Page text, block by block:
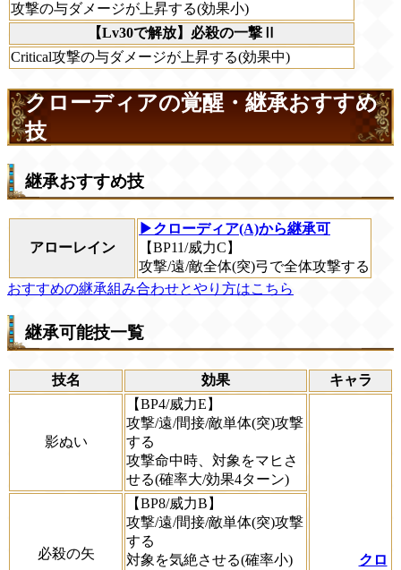
攻撃の与ダメージが上昇する(効果小)
【Lv30で解放】必殺の一撃Ⅱ
Critical攻撃の与ダメージが上昇する(効果中)
クローディアの覚醒・継承おすすめ
技
継承おすすめ技
アローレイン
▶クローディア(A)から継承可
【BP11/威力C】
攻撃/遠/敵全体(突)弓で全体攻撃する
おすすめの継承組み合わせとやり方はこちら
継承可能技一覧
技名 効果 キャラ
影ぬい
【BP4/威力E】
攻撃/遠/間接/敵単体(突)攻撃
する
攻撃命中時、対象をマヒさ
せる(確率大/効果4ターン)
クロ
必殺の矢
【BP8/威力B】
攻撃/遠/間接/敵単体(突)攻撃
する
対象を気絶させる(確率小)